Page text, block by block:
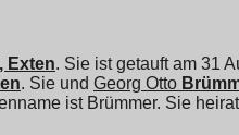
Exten. Sie ist getauft am 31
. Sie und Georg Otto
ist Brümmer. Sie